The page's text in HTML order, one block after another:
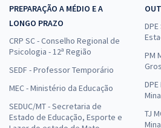
PREPARAÇÃO A MÉDIO E A
LONGO PRAZO
CRP SC - Conselho Regional de
Psicologia - 12ª Região
SEDF - Professor Temporário
MEC - Ministério da Educação
SEDUC/MT - Secretaria de
Estado de Educação, Esporte e
PM
TJ